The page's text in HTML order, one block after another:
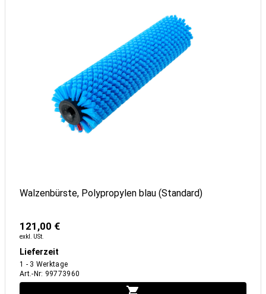
Walzenbürste, Polypropylen blau (Standard)
121,00 €
exkl. USt.
Lieferzeit
1 - 3 Werktage
Art.-Nr: 99773960